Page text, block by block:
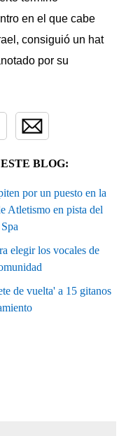
en el que cabe
consiguió un hat
por su
BLOG:
por un puesto en la
Atletismo en pista del
elegir los vocales de
de vuelta' a 15 gitanos